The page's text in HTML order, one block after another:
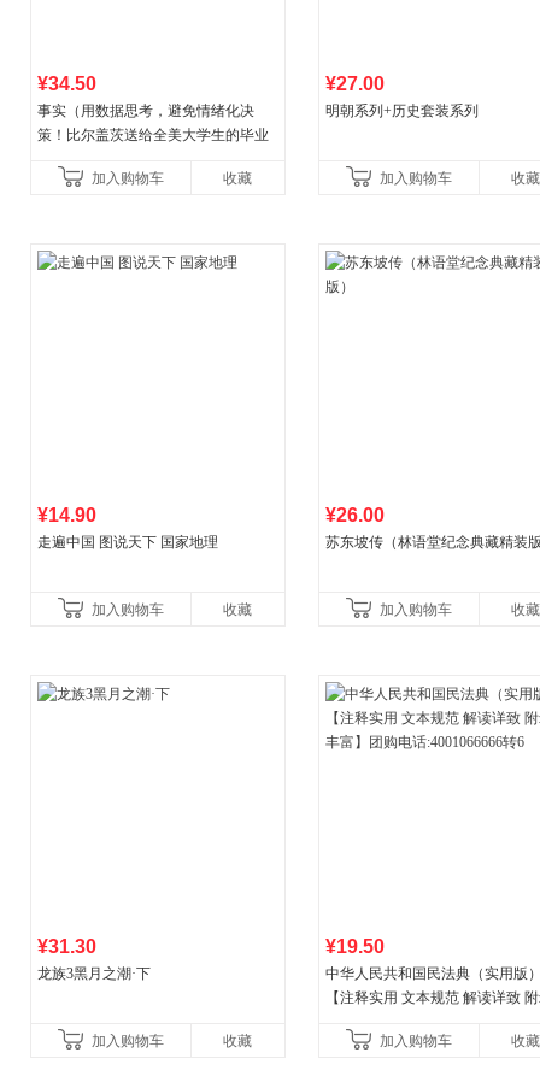
¥34.50
事实（用数据思考，避免情绪化决
策！比尔盖茨送给全美大学生的毕业
书！）读客经管文库
加入购物车 收藏
¥27.00
明朝系列+历史套装系列
加入购物车 收藏
¥14.90
走遍中国 图说天下 国家地理
加入购物车 收藏
¥26.00
苏东坡传（林语堂纪念典藏精装
加入购物车 收藏
¥31.30
龙族3黑月之潮·下
加入购物车 收藏
¥19.50
中华人民共和国民法典（实用版
【注释实用 文本规范 解读详致
加入购物车
收藏